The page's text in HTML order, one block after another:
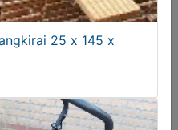
x 140 x 3600 mm
25 x 145 x